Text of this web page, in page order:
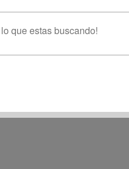
que estas buscando!